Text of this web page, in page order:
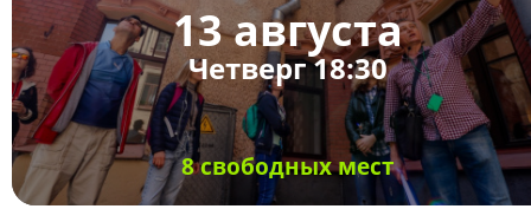
13 августа
Четверг 18:30
8 свободных мест